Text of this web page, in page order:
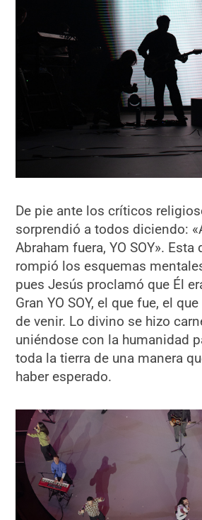
De pie ante los críticos
sorprendió a todos diciendo:
Abraham fuera, YO SOY». Esta
rompió los esquemas
pues Jesús proclamó que Él
Gran YO SOY, el que fue, el
de venir. Lo divino se hizo
uniéndose con la humanidad
toda la tierra de una manera
haber esperado.